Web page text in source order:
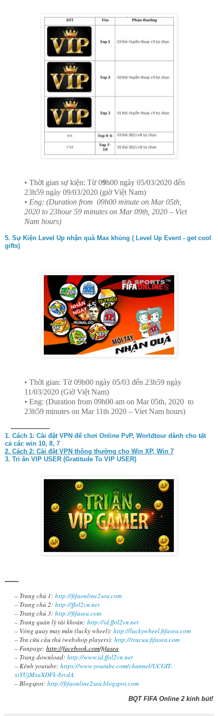
• Thời gian sự kiện: Từ 09h00 ngày 05/03/2020 đến
23h59 ngày 09/03/2020 (giờ Việt Nam)
• Eng: (Duration from 09h00 minute on Mar 05th,
2020 to 23hour 59 minutes on Mar 09th, 2020 – Viet
Nam hours)
5. Sự Kiện Level Up nhận quà Max khủng ( Level Up Event - get cool
gifts)
• Thời gian: Từ 09h00 ngày 05/03 đến 23h59 ngày
11/03/2020 (Giờ Việt Nam)
• Eng: (Duration from 09h00 am on Mar 05th, 2020 to
23h59 minutes on Mar 11th 2020 – Viet Nam hours)
--------------------
1. Cách 1: Cài đặt VPN để chơi Online PvP, Worldtour dành cho tất
cả các win 10, 8, 7
2. Cách 2: Cài đặt VPN thông thường cho Win XP, Win 7
3. Tri ân VIP USER (Gratitude To VIP USER)
-------
– Trang chủ 1: http://fifaonline2sea.com
– Trang chủ 2: http://ffol2vn.net
– Trang chủ 3: http://fifasea.com
– Trang quản lý tài khoản: http://id.ffol2vn.net
– Vòng quay may mắn (lucky wheel): http://luckywheel.fifasea.com
– Tra cứu cầu thủ (webshop players): http://tracuu.fifasea.com
– Fanpage: http://facebook.com/fifasea
– Trang download: http://www.id.ffol2vn.net
– Kênh youtube: https://www.youtube.com/channel/UCGIT-
xiYUjMxaXDFk-8rvdA
– Blogspot: http://fifaonline2sea.blogspot.com
BQT FIFA Online 2 kính bút!